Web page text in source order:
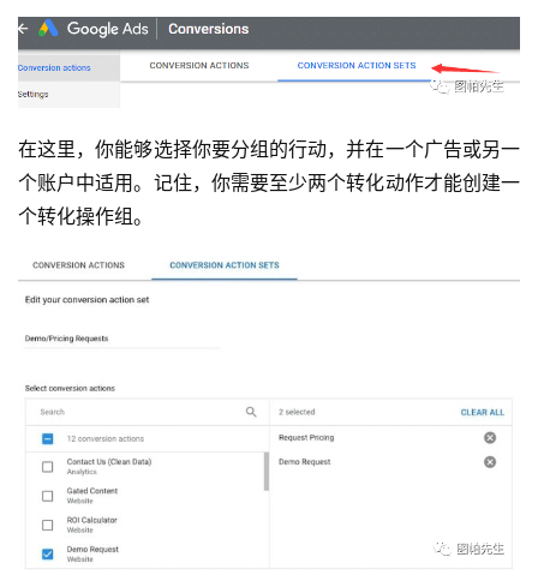
案
例
拆
解
操
盘
手
C
l
b
精
选
在这里，你能够选择你要分组的行动，并在一个广告或另一
个账户中适用。记住，你需要至少两个转化动作才能创建一
个转化操作组。